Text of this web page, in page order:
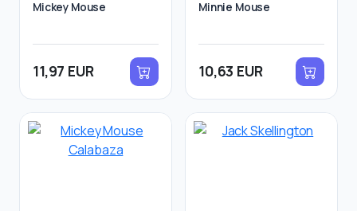
Mickey Mouse
11,97 EUR
Minnie Mouse
10,63 EUR